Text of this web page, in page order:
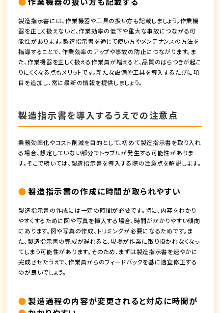
製造指示書には、作業機器や工具の扱い方も記載しましょう。作業機
器を正しく扱えないと、作業効率の低下や重大な事故につながる可
能性があります。製造指示書を通じて使い方やメンテナンスの方法を
指導することで、作業効率のアップや事故の防止につながります。ま
た、作業機器を正しく扱える作業員が増えると、品質のばらつきが起こ
りにくくなる点もメリットです。新たな設備や工具を導入するたびに項
目を追加し、常に最新の情報を提供しましょう。
製造指示書を導入するうえでの注意点
業務効率化やコスト削減を目的として、初めて製造指示書を取り入れ
る場合、想定していない部分でトラブルが発生する可能性がありま
す。そこで続いては、製造指示書を導入する際の注意点を解説します。
製造指示書の作成に時間が取られやすい
製造指示書の作成には一定の時間が必要です。特に、内容をわかり
やすくするために図や写真を挿入する場合、時間がかかりやすい傾向
にあります。図や写真の作成、トリミングが必要になるためです。ま
た、製造指示書の完成が遅れると、現場が作業に取り掛かれなくなっ
てしまう可能性があります。そのため、まずは製造指示書を速やかに
完成させたうえで、作業員からのフィードバックを基に適宜修正する
のが良いでしょう。
製造過程の内容が変更されると対応に時間が